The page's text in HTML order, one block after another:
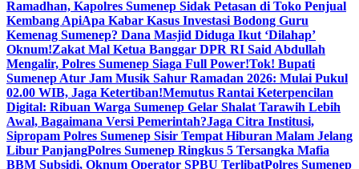
Ramadhan, Kapolres Sumenep Sidak Petasan di Toko Penjual
Kembang ApiApa Kabar Kasus Investasi Bodong Guru
Kemenag Sumenep? Dana Masjid Diduga Ikut ‘Dilahap’
Oknum!Zakat Mal Ketua Banggar DPR RI Said Abdullah
Mengalir, Polres Sumenep Siaga Full Power!Tok! Bupati
Sumenep Atur Jam Musik Sahur Ramadan 2026: Mulai Pukul
02.00 WIB, Jaga Ketertiban!Memutus Rantai Keterpencilan
Digital: Ribuan Warga Sumenep Gelar Shalat Tarawih Lebih
Awal, Bagaimana Versi Pemerintah?Jaga Citra Institusi,
Sipropam Polres Sumenep Sisir Tempat Hiburan Malam Jelang
Libur PanjangPolres Sumenep Ringkus 5 Tersangka Mafia
BBM Subsidi, Oknum Operator SPBU TerlibatPolres Sumenep